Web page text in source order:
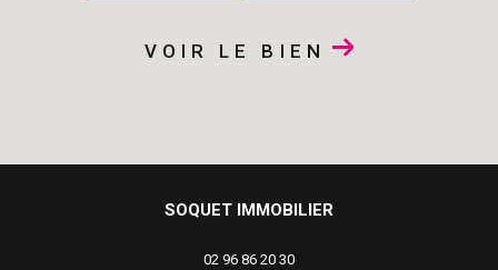
VOIR LE BIEN
SOQUET IMMOBILIER
02 96 86 20 30